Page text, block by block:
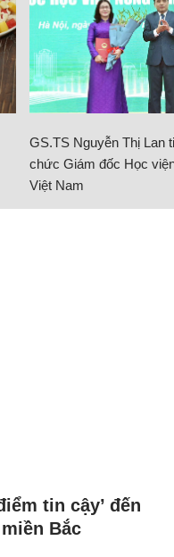
GS.TS Nguyễn Thị Lan
chức Giám đốc Học
Việt Nam
tin cậy’ đến
Bắc